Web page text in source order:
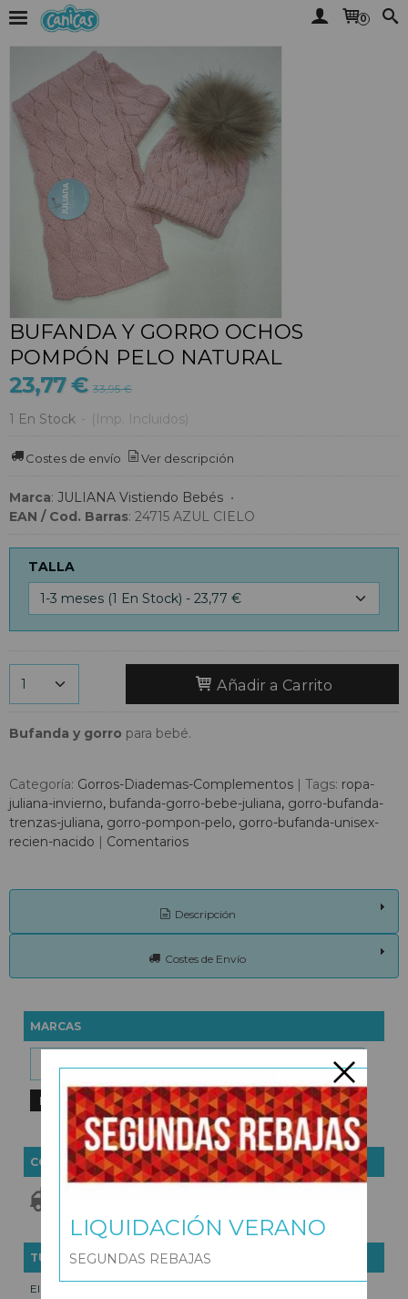
0
MARCAS
COSTES DE ENVÍO
TU CARRITO (0)
El carrito de la compra está vacío
BUFANDA Y GORRO OCHOS
POMPÓN PELO NATURAL
23,77 € 33,95 €
1 En Stock - (Imp. Incluidos)
Costes de envío Ver descripción
Marca: JULIANA Vistiendo Bebés •
EAN / Cod. Barras: 24715 AZUL CIELO
TALLA
Añadir a Carrito
Bufanda y gorro para bebé.
Categoría: Gorros-Diademas-Complementos Tags: ropa-
juliana-invierno bufanda-gorro-bebe-juliana gorro-bufanda-
trenzas-juliana gorro-pompon-pelo gorro-bufanda-unisex-
recien-nacido
Comentarios
Descripción
Costes de Envío
LIQUIDACIÓN VERANO
SEGUNDAS REBAJAS